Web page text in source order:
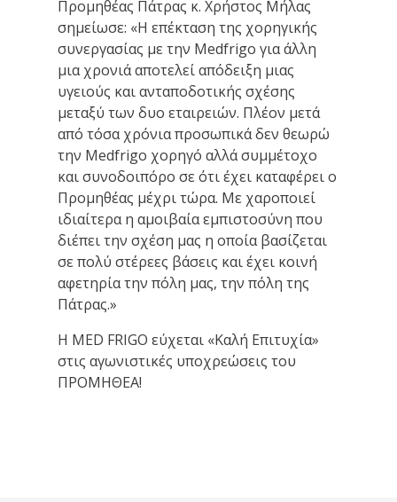
Προμηθέας Πάτρας κ. Χρήστος Μήλας
σημείωσε: «Η επέκταση της χορηγικής
συνεργασίας με την Medfrigo για άλλη
μια χρονιά αποτελεί απόδειξη μιας
υγειούς και ανταποδοτικής σχέσης
μεταξύ των δυο εταιρειών. Πλέον μετά
από τόσα χρόνια προσωπικά δεν θεωρώ
την Medfrigo χορηγό αλλά συμμέτοχο
και συνοδοιπόρο σε ότι έχει καταφέρει ο
Προμηθέας μέχρι τώρα. Με χαροποιεί
ιδιαίτερα η αμοιβαία εμπιστοσύνη που
διέπει την σχέση μας η οποία βασίζεται
σε πολύ στέρεες βάσεις και έχει κοινή
αφετηρία την πόλη μας, την πόλη της
Πάτρας.»
Η MED FRIGO εύχεται «Καλή Επιτυχία»
στις αγωνιστικές υποχρεώσεις του
ΠΡΟΜΗΘΕΑ!